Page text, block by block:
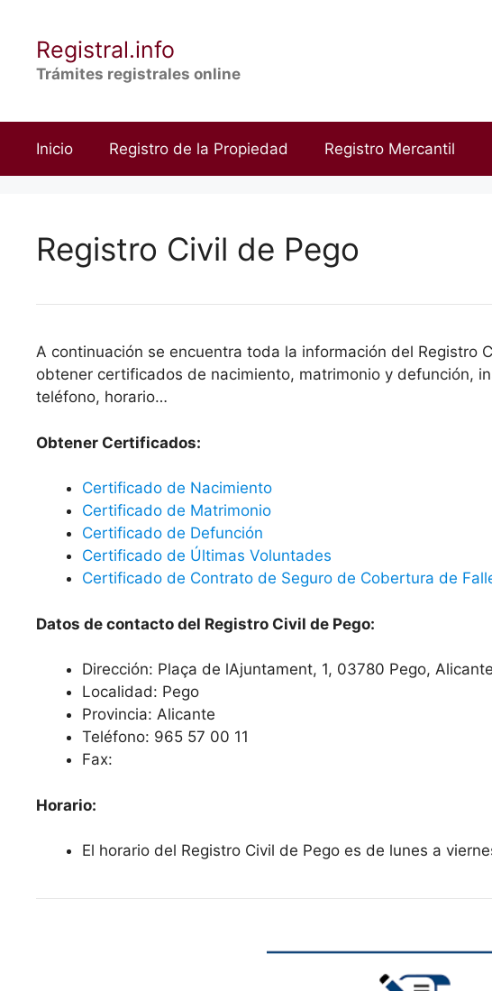
contenidoRegistral.info
Trámites registrales online
Inicio Registro de la Propiedad Registro Mercantil
Registro Civil de Pego
A continuación se encuentra toda la información del Registro
obtener certificados de nacimiento, matrimonio y defunción,
teléfono, horario…
Obtener Certificados:
Certificado de Nacimiento
Certificado de Matrimonio
Certificado de Defunción
Certificado de Últimas Voluntades
Certificado de Contrato de Seguro de Cobertura de
Datos de contacto del Registro Civil de Pego:
Dirección: Plaça de lAjuntament, 1, 03780 Pego, Alicante
Localidad: Pego
Provincia: Alicante
Teléfono: 965 57 00 11
Fax:
Horario:
El horario del Registro Civil de Pego es de lunes a